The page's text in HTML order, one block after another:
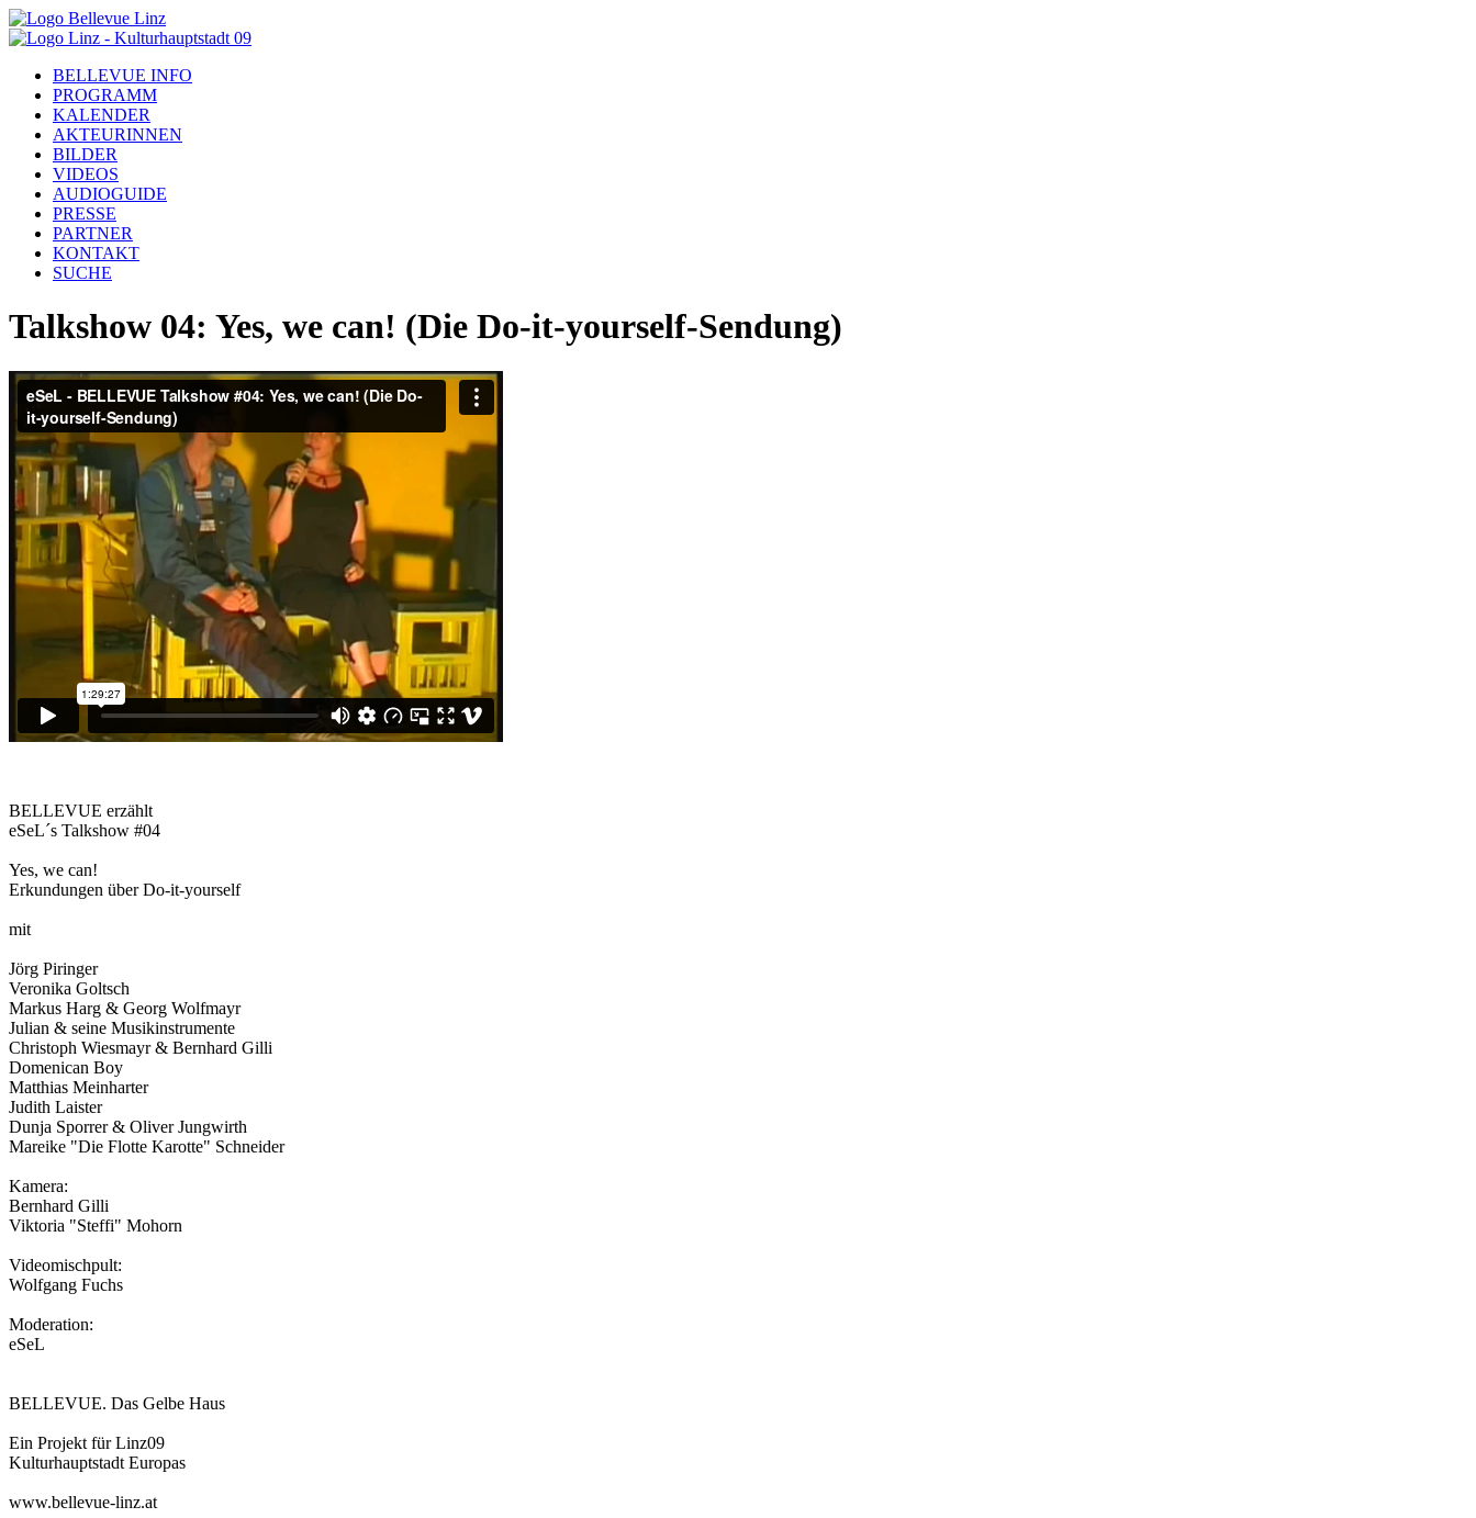
BELLEVUE INFO
PROGRAMM
KALENDER
AKTEURINNEN
BILDER
VIDEOS
AUDIOGUIDE
PRESSE
PARTNER
KONTAKT
SUCHE
Talkshow 04: Yes, we can! (Die Do-it-yourself-Sendung)
BELLEVUE erzählt
eSeL´s Talkshow #04
Yes, we can!
Erkundungen über Do-it-yourself
mit
Jörg Piringer
Veronika Goltsch
Markus Harg & Georg Wolfmayr
Julian & seine Musikinstrumente
Christoph Wiesmayr & Bernhard Gilli
Domenican Boy
Matthias Meinharter
Judith Laister
Dunja Sporrer & Oliver Jungwirth
Mareike "Die Flotte Karotte" Schneider
Kamera:
Bernhard Gilli
Viktoria "Steffi" Mohorn
Videomischpult:
Wolfgang Fuchs
Moderation:
eSeL
BELLEVUE. Das Gelbe Haus
Ein Projekt für Linz09
Kulturhauptstadt Europas
www.bellevue-linz.at